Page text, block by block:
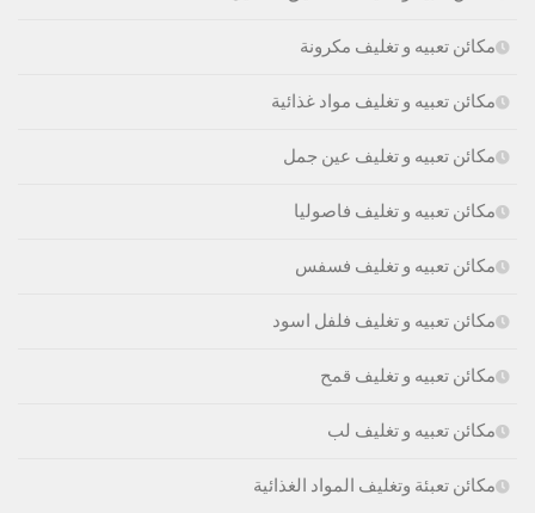
مكائن تعبيه و تغليف مكرونة
مكائن تعبيه و تغليف مواد غذائية
مكائن تعبيه و تغليف عين جمل
مكائن تعبيه و تغليف فاصوليا
مكائن تعبيه و تغليف فسفس
مكائن تعبيه و تغليف فلفل اسود
مكائن تعبيه و تغليف قمح
مكائن تعبيه و تغليف لب
مكائن تعبئة وتغليف المواد الغذائية